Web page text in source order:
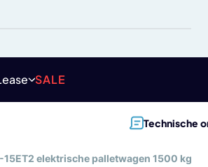
SALE
Technische
15ET2 elektrische palletwagen 1500 kg